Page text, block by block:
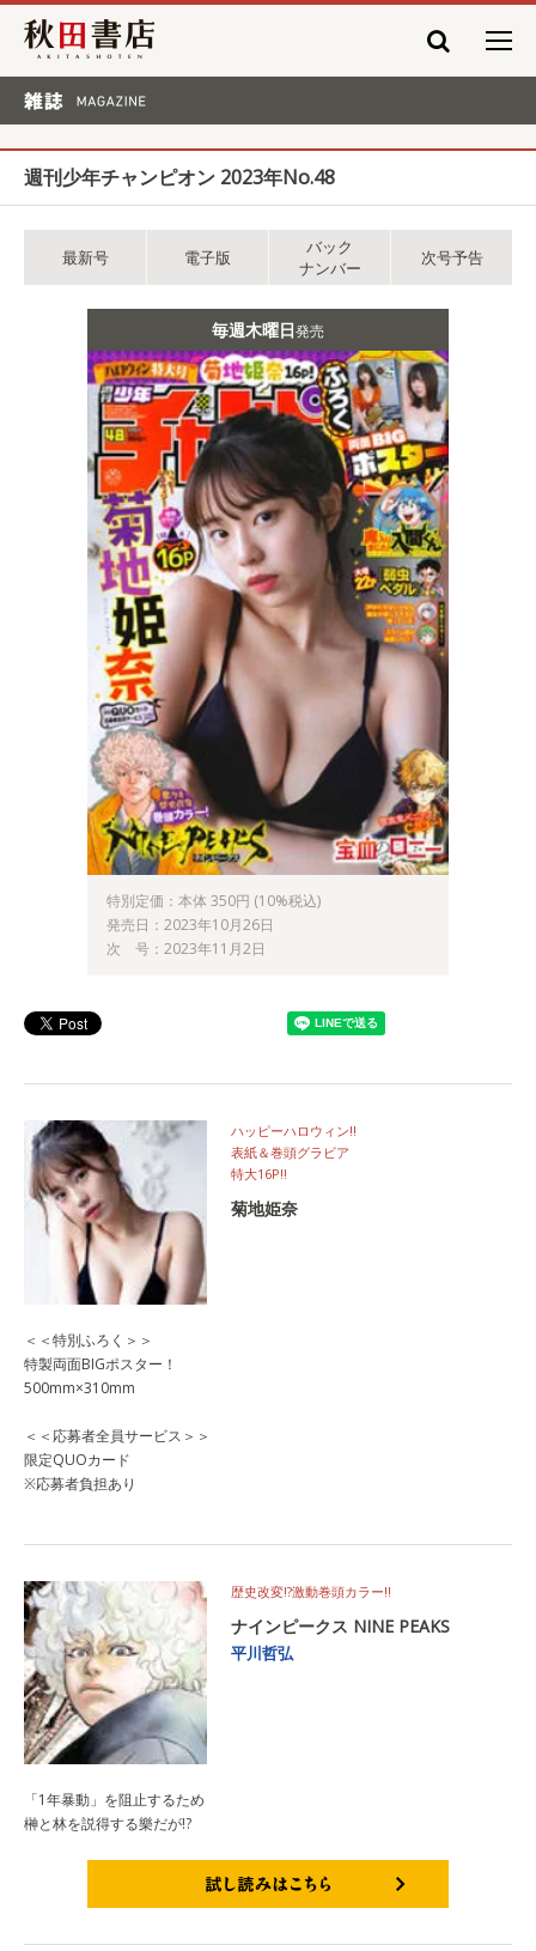
秋田書店
週刊少年チャンピオン 2023年No.48
最新号 電子版
バック
ナンバー
次号予告
毎週木曜日発売
特別定価：本体 350円 (10%税込)
発売日：2023年10月26日
次 号：2023年11月2日
ハッピーハロウィン!!
表紙＆巻頭グラビア
特大16P!!
菊地姫奈
＜＜特別ふろく＞＞
特製両面BIGポスター！
500mm×310mm
＜＜応募者全員サービス＞＞
限定QUOカード
※応募者負担あり
歴史改変!?激動巻頭カラー‼
ナインピークス NINE PEAKS
平川哲弘
「1年暴動」を阻止するため
榊と林を説得する樂だが!?